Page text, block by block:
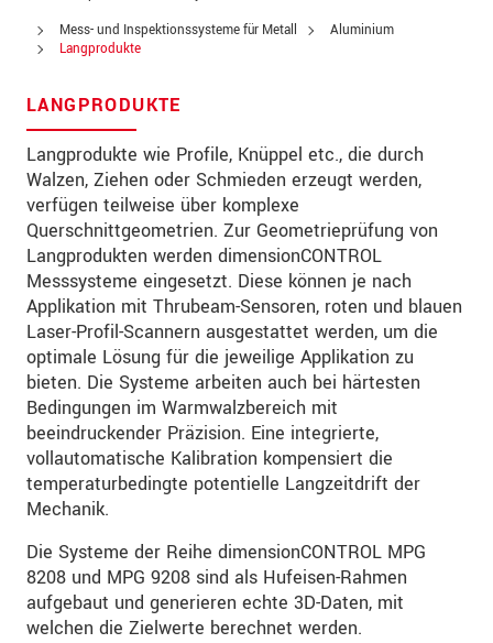
Mess- und Inspektionssysteme für Metall
Aluminium
Langprodukte
LANGPRODUKTE
Langprodukte wie Profile, Knüppel etc., die durch
Walzen, Ziehen oder Schmieden erzeugt werden,
verfügen teilweise über komplexe
Querschnittgeometrien. Zur Geometrieprüfung von
Langprodukten werden dimensionCONTROL
Messsysteme eingesetzt. Diese können je nach
Applikation mit Thrubeam-Sensoren, roten und blauen
Laser-Profil-Scannern ausgestattet werden, um die
optimale Lösung für die jeweilige Applikation zu
bieten. Die Systeme arbeiten auch bei härtesten
Bedingungen im Warmwalzbereich mit
beeindruckender Präzision. Eine integrierte,
vollautomatische Kalibration kompensiert die
temperaturbedingte potentielle Langzeitdrift der
Mechanik.
Die Systeme der Reihe dimensionCONTROL MPG
8208 und MPG 9208 sind als Hufeisen-Rahmen
aufgebaut und generieren echte 3D-Daten, mit
welchen die Zielwerte berechnet werden.
Land*
Telefon
Email *
Nachricht*
Bitte halten Sie mich per Mail über
Produktinnovationen auf dem Laufenden
* Pflichtangaben
Wir behandeln Ihre Daten vertraulich. Bitte lesen Sie
dazu unsere
Datenschutzerklärung
SENDEN